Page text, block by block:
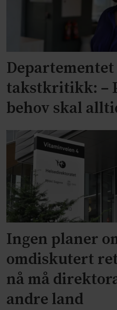
takstkritikk: –
behov skal
Ingen planer
omdiskutert
nå må
andre land